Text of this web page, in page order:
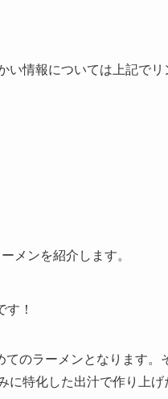
情報については上記で
メンを紹介します。
す！
のラーメンとなります。
特化した出汁で作り上げ